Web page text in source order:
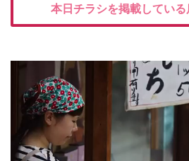
本日チラシを掲載している